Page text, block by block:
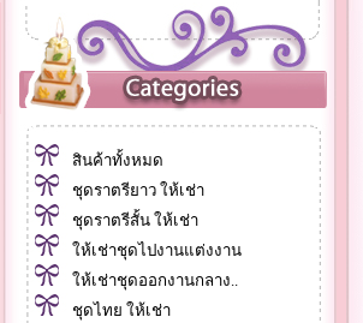
สินค้าทั้งหมด
ชุดราตรียาว ให้เช่า
ชุดราตรีสั้น ให้เช่า
ให้เช่าชุดไปงานแต่งงาน
ให้เช่าชุดออกงานกลาง..
ชุดไทย ให้เช่า